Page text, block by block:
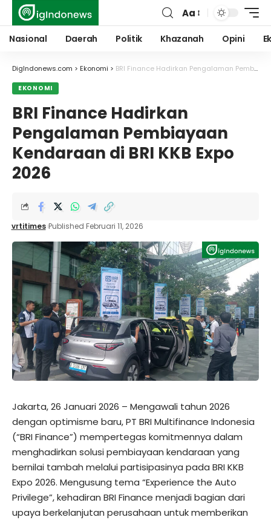
Font
Resizer
Aa
Nasional Daerah Politik Khazanah Opini
DigIndonews.com > Ekonomi > BRI Finance Hadirkan Pengalaman Pembiayaan Kendaraan di BRI KKB Expo 2026
EKONOMI
BRI Finance Hadirkan
Pengalaman Pembiayaan
Kendaraan di BRI KKB Expo
2026
vrtitimes Published Februari 11, 2026
Jakarta, 26 Januari 2026 – Mengawali tahun 2026
dengan optimisme baru, PT BRI Multifinance Indonesia
(“BRI Finance”) mempertegas komitmennya dalam
menghadirkan solusi pembiayaan kendaraan yang
bernilai tambah melalui partisipasinya pada BRI KKB
Expo 2026. Mengusung tema “Experience the Auto
Privilege”, kehadiran BRI Finance menjadi bagian dari
upaya berkelanjutan perusahaan untuk memberikan